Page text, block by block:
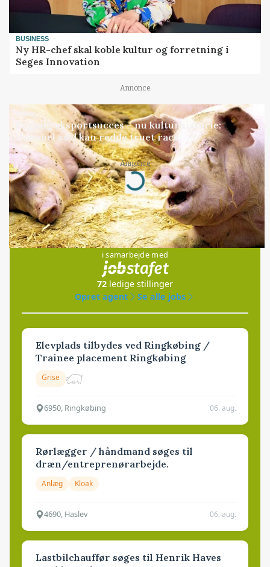
BUSINESS
Ny HR-chef skal koble kultur og forretning i
Seges Innovation
Annonce
GRISE
Engang eksportsucces – nu kulturhistorie:
Gammel sæd kan redde truet race
Annonce
Loading...
Jobs
i samarbejde med
72 ledige stillinger
Opret agent
Se alle jobs
Elevplads tilbydes ved Ringkøbing /
Trainee placement Ringkøbing
Grise
6950, Ringkøbing 06. aug.
Rørlægger / håndmand søges til
dræn/entreprenørarbejde.
Anlæg Kloak
4690, Haslev 06. aug.
Lastbilchauffør søges til Henrik Haves